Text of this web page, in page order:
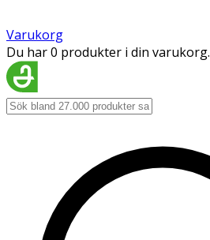
Varukorg
Du har 0 produkter i din varukorg.